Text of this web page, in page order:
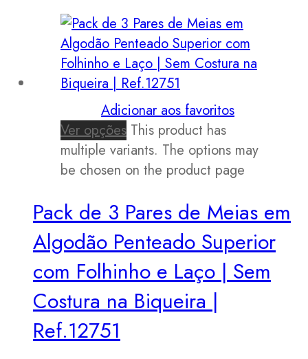
Adicionar aos favoritos
Ver opções This product has
multiple variants. The options may
be chosen on the product page
Pack de 3 Pares de Meias em
Algodão Penteado Superior
com Folhinho e Laço | Sem
Costura na Biqueira |
Ref.12751